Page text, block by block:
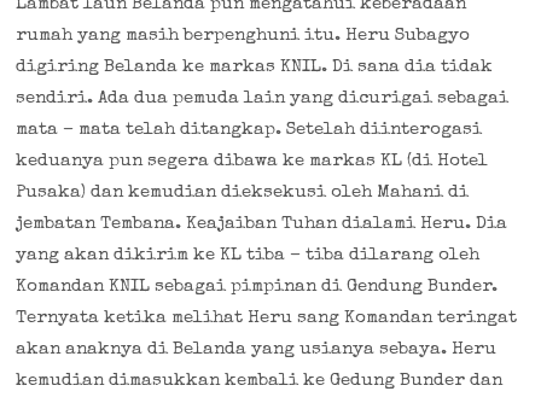
Lambat laun Belanda pun mengatahui keberadaan
rumah yang masih berpenghuni itu. Heru Subagyo
digiring Belanda ke markas KNIL. Di sana dia tidak
sendiri. Ada dua pemuda lain yang dicurigai sebagai
mata – mata telah ditangkap. Setelah diinterogasi
keduanya pun segera dibawa ke markas KL (di Hotel
Pusaka) dan kemudian dieksekusi oleh Mahani di
jembatan Tembana. Keajaiban Tuhan dialami Heru. Dia
yang akan dikirim ke KL tiba – tiba dilarang oleh
Komandan KNIL sebagai pimpinan di Gendung Bunder.
Ternyata ketika melihat Heru sang Komandan teringat
akan anaknya di Belanda yang usianya sebaya. Heru
kemudian dimasukkan kembali ke Gedung Bunder dan